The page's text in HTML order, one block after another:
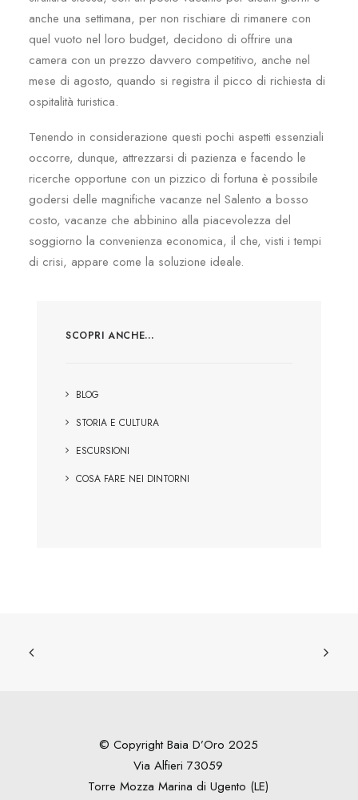
anche una settimana, per non rischiare di rimanere con
quel vuoto nel loro budget, decidono di offrire una
camera con un prezzo davvero competitivo, anche nel
mese di agosto, quando si registra il picco di richiesta di
ospitalità turistica.
Tenendo in considerazione questi pochi aspetti essenziali
occorre, dunque, attrezzarsi di pazienza e facendo le
ricerche opportune con un pizzico di fortuna è possibile
godersi delle magnifiche vacanze nel Salento a bosso
costo, vacanze che abbinino alla piacevolezza del
soggiorno la convenienza economica, il che, visti i tempi
di crisi, appare come la soluzione ideale.
SCOPRI ANCHE…
BLOG
STORIA E CULTURA
ESCURSIONI
COSA FARE NEI DINTORNI
© Copyright Baia D’Oro 2025
Via Alfieri 73059
Torre Mozza Marina di Ugento (LE)